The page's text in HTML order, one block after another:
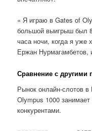
« Я играю в Gates of
большой выигрыш был
часа ночи, когда я уже
Ержан Нурмагамбетов,
Сравнение с другими
Рынок онлайн-слотов
Olympus 1000
конкурентами.